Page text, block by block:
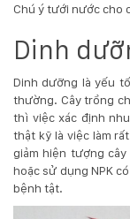
Chú ý tưới nước cho
Dinh
Dinh dưỡng là yếu
thường. Cây trồng
thì việc xác định
thật kỹ là việc làm
giảm hiện tượng
hoặc sử dụng NPK
bệnh tật.